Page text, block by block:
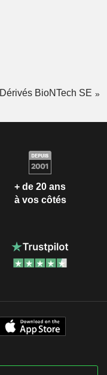
Dérivés BioNTech SE
+ de 20 ans
à vos côtés